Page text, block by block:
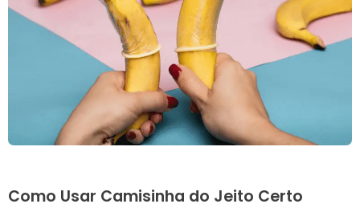
Como Usar Camisinha do Jeito Certo